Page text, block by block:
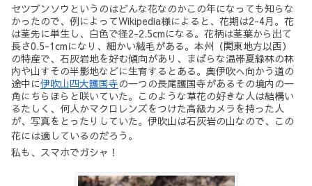
セツブンソウというのはどんな花なのかこの年になっても知らな
かったので、例によってWikipedia様によると、花期は2-4月。花
は茎先に単生し、白色で径2-2.5cmになる。花柄は茎葉から出て
長さ0.5-1cmになり、細かい絨毛がある。本州（関東地方以西）
の特産で、石灰岩地を好む傾向があり、まばらな温帯夏緑林の林
内や山すその半影地などに生育するとある。奥伊吹へ向かう道の
途中に伊吹山四大護国寺の一つの長尾護国寺があるその境内の一
角にちらほらと咲いていた。このような草花の好きな人は結構い
るたしく、何人かマクロレンズをつけた高級カメラを持った人
が、写真をとったりしていた。伊吹山は石灰岩の山なので、この
花には適しているのだろう。
私も、スマホでガシャ！